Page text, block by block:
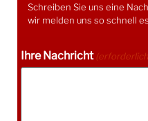
Schreiben Sie uns eine
wir melden uns so schnell
Ihre Nachricht